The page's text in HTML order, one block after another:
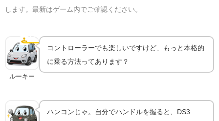
します。最新はゲーム内でご確認ください。
🕹️ ハンコン
ハンコンで乗るともっと気持ちいい｜機材ガイド
ルーキー
コントローラーでも楽しいですけど、もっと本格的
に乗る方法ってあります？
ハンコンじゃ。自分でハンドルを握ると、DS3